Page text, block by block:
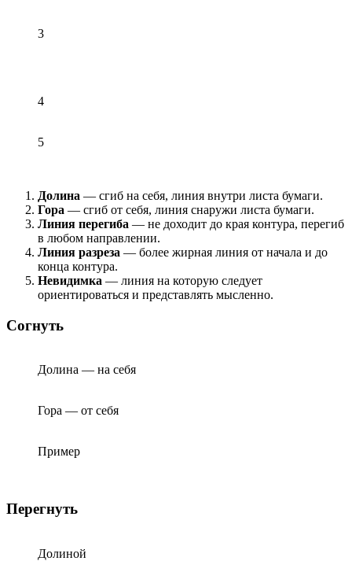
3
4
5
Долина — сгиб на себя, линия внутри листа бумаги.
Гора — сгиб от себя, линия снаружи листа бумаги.
Линия перегиба — не доходит до края контура, перегиб
в любом направлении.
Линия разреза — более жирная линия от начала и до
конца контура.
Невидимка — линия на которую следует
ориентироваться и представлять мысленно.
Согнуть
Долина — на себя
Гора — от себя
Пример
Перегнуть
Долиной